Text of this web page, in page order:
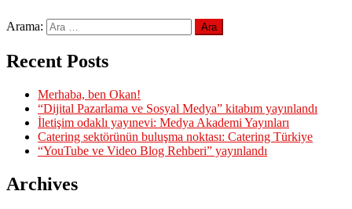
Arama:
Recent Posts
Merhaba, ben Okan!
“Dijital Pazarlama ve Sosyal Medya” kitabım yayınlandı
İletişim odaklı yayınevi: Medya Akademi Yayınları
Catering sektörünün buluşma noktası: Catering Türkiye
“YouTube ve Video Blog Rehberi” yayınlandı
Archives